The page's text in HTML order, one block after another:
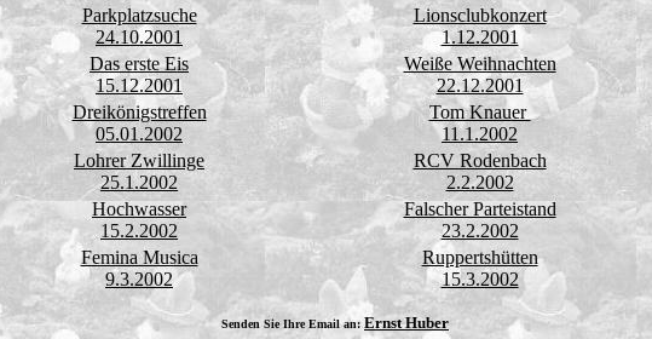
Parkplatzsuche
24.10.2001
Lionsclubkonzert
1.12.2001
Das erste Eis
15.12.2001
Weiße Weihnachten
22.12.2001
Dreikönigstreffen
05.01.2002
Tom Knauer
11.1.2002
Lohrer Zwillinge
25.1.2002
RCV Rodenbach
2.2.2002
Hochwasser
15.2.2002
Falscher Parteistand
23.2.2002
Femina Musica
9.3.2002
Ruppertshütten
15.3.2002
Senden Sie Ihre Email an: Ernst Huber